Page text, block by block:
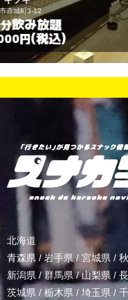
益田市駅前町21-4
60分 飲み放
3,000円
北海道
青森県 / 岩手県/ 宮城県 /
新潟県 /群馬県/山梨県 /
茨城県 / 栃木県 / 埼玉県 /